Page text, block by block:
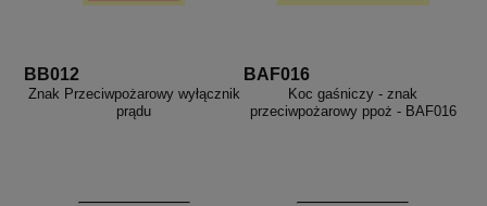
BB012
Znak Przeciwpożarowy wyłącznik
prądu
BAF016
Koc gaśniczy - znak
przeciwpożarowy ppoż - BAF016